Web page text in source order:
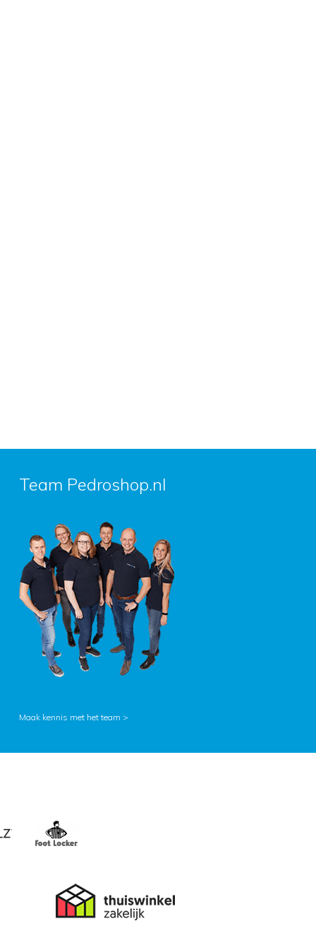
Team Pedroshop.nl
Maak kennis met het team >